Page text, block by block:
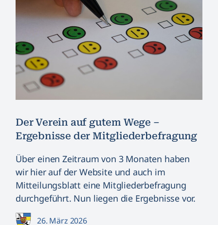
Der Verein auf gutem Wege –
Ergebnisse der Mitgliederbefragung
Über einen Zeitraum von 3 Monaten haben
wir hier auf der Website und auch im
Mitteilungsblatt eine Mitgliederbefragung
durchgeführt. Nun liegen die Ergebnisse vor.
26. März 2026